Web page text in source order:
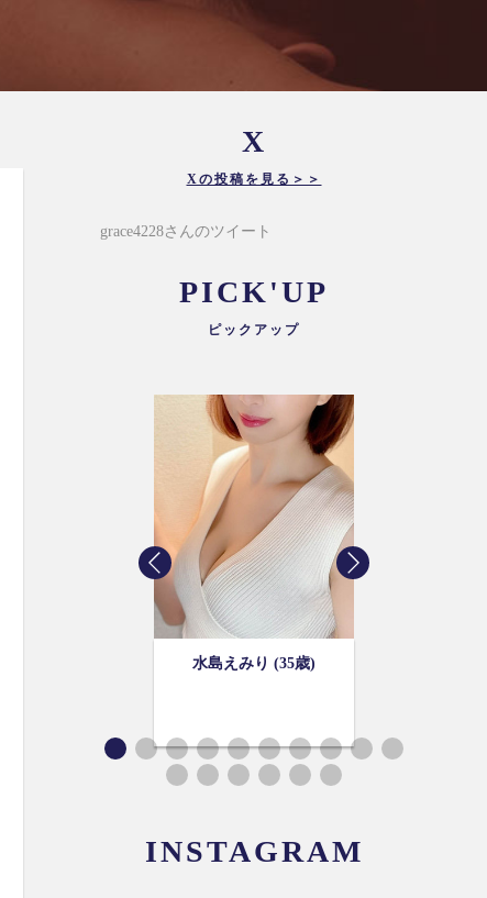
X
Xの投稿を見る＞＞
grace4228さんのツイート
PICK'UP
ピックアップ
水島えみり (35歳)
INSTAGRAM